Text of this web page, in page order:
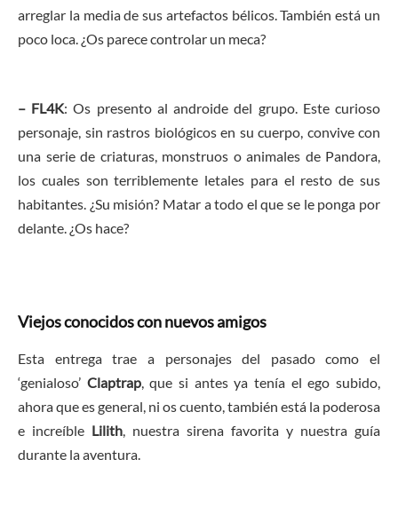
arreglar la media de sus artefactos bélicos. También está un
poco loca. ¿Os parece controlar un meca?
– FL4K: Os presento al androide del grupo. Este curioso
personaje, sin rastros biológicos en su cuerpo, convive con
una serie de criaturas, monstruos o animales de Pandora,
los cuales son terriblemente letales para el resto de sus
habitantes. ¿Su misión? Matar a todo el que se le ponga por
delante. ¿Os hace?
Viejos conocidos con nuevos amigos
Esta entrega trae a personajes del pasado como el
‘genialoso’ Claptrap, que si antes ya tenía el ego subido,
ahora que es general, ni os cuento, también está la poderosa
e increíble Lilith, nuestra sirena favorita y nuestra guía
durante la aventura.